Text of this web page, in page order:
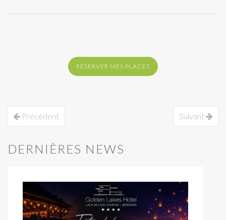
RÉSERVER MES PLACES
Précédent Suivant
DERNIÈRES NEWS